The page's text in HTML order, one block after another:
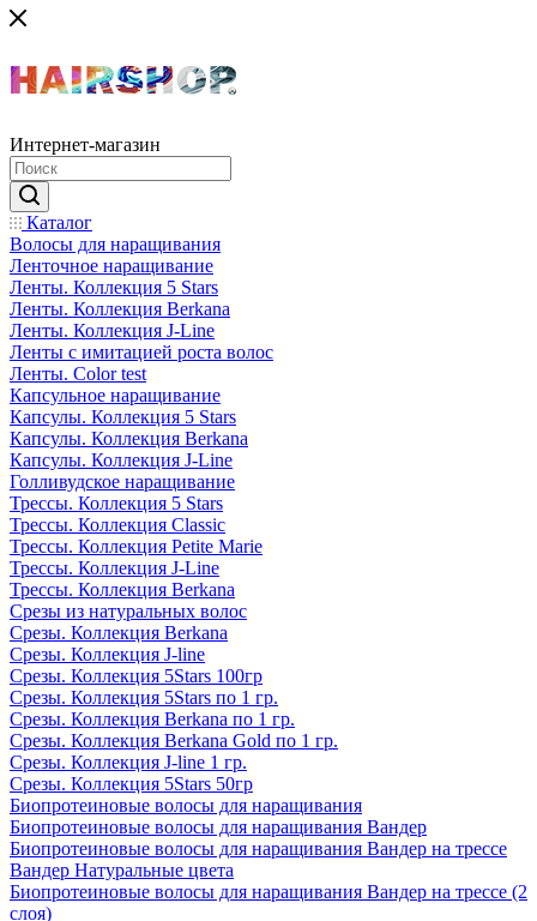
Интернет-магазин
Каталог
Волосы для наращивания
Ленточное наращивание
Ленты. Коллекция 5 Stars
Ленты. Коллекция Berkana
Ленты. Коллекция J-Line
Ленты с имитацией роста волос
Ленты. Color test
Капсульное наращивание
Капсулы. Коллекция 5 Stars
Капсулы. Коллекция Berkana
Капсулы. Коллекция J-Line
Голливудское наращивание
Трессы. Коллекция 5 Stars
Трессы. Коллекция Classic
Трессы. Коллекция Petite Marie
Трессы. Коллекция J-Line
Трессы. Коллекция Berkana
Срезы из натуральных волос
Срезы. Коллекция Berkana
Срезы. Коллекция J-line
Срезы. Коллекция 5Stars 100гр
Срезы. Коллекция 5Stars по 1 гр.
Срезы. Коллекция Berkana по 1 гр.
Срезы. Коллекция Berkana Gold по 1 гр.
Срезы. Коллекция J-line 1 гр.
Срезы. Коллекция 5Stars 50гр
Биопротеиновые волосы для наращивания
Биопротеиновые волосы для наращивания Вандер
Биопротеиновые волосы для наращивания Вандер на трессе
Вандер Натуральные цвета
Биопротеиновые волосы для наращивания Вандер на трессе (2
слоя)